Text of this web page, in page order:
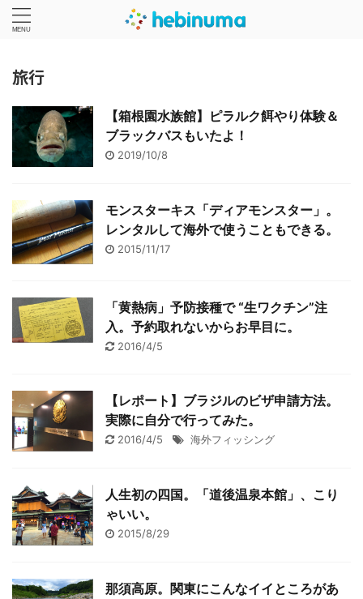
旅行
【箱根園水族館】ピラルク餌やり体験＆
ブラックバスもいたよ！
2019/10/8
モンスターキス「ディアモンスター」。
レンタルして海外で使うこともできる。
2015/11/17
「黄熱病」予防接種で “生ワクチン”注
入。予約取れないからお早目に。
2016/4/5
【レポート】ブラジルのビザ申請方法。
実際に自分で行ってみた。
2016/4/5 海外フィッシング
人生初の四国。「道後温泉本館」、こり
ゃいい。
2015/8/29
那須高原。関東にこんなイイところがあ